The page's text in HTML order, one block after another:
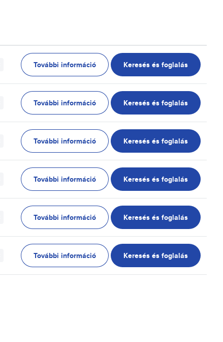
További információ Keresés és foglalás
További információ Keresés és foglalás
További információ Keresés és foglalás
További információ Keresés és foglalás
További információ Keresés és foglalás
További információ Keresés és foglalás